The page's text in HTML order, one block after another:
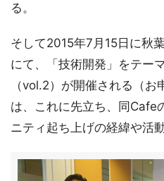
る。
そして2015年7月15日に秋
にて、「技術開発」をテー
（vol.2）が開催される（お
は、これに先立ち、同Cafe
ニティ起ち上げの経緯や活